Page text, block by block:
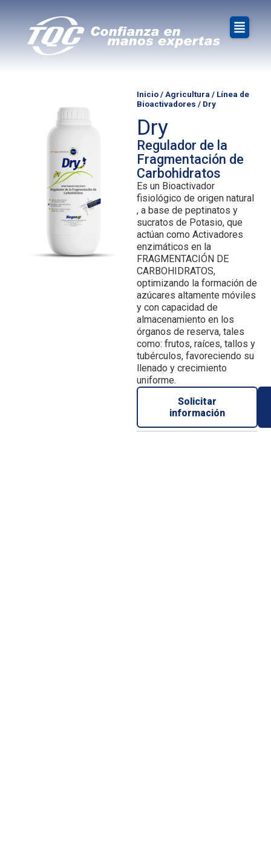
Inicio /Agricultura / Línea de
Bioactivadores / Dry
Dry
Regulador de la
Fragmentación de
Carbohidratos
Es un Bioactivador
fisiológico de origen natural
, a base de peptinatos y
sucratos de Potasio, que
actúan como Activadores
enzimáticos en la
FRAGMENTACIÓN DE
CARBOHIDRATOS,
optimizando la formación de
azúcares altamente móviles
y con capacidad de
almacenamiento en los
órganos de reserva, tales
como: frutos, raíces, tallos y
tubérculos, favoreciendo su
llenado y crecimiento
uniforme.
Solicitar
información